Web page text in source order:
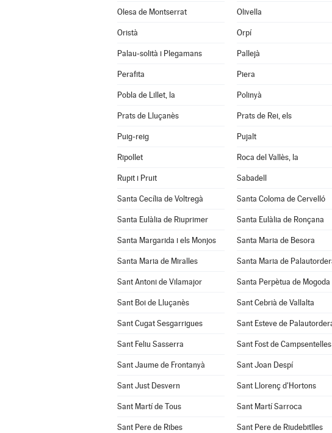
Olesa de Montserrat Olivella
Oristà Orpí
Palau-solità i Plegamans Pallejà
Perafita Piera
Pobla de Lillet, la Polinyà
Prats de Lluçanès Prats de Rei, els
Puig-reig Pujalt
Ripollet Roca del Vallès, la
Rupit i Pruit Sabadell
Santa Cecília de Voltregà Santa Coloma de Cervelló
Santa Eulàlia de Riuprimer Santa Eulàlia de Ronçana
Santa Margarida i els Monjos Santa Maria de Besora
Santa Maria de Miralles Santa Maria de
Sant Antoni de Vilamajor Santa Perpètua de Mogoda
Sant Boi de Lluçanès Sant Cebrià de Vallalta
Sant Cugat Sesgarrigues Sant Esteve de
Sant Feliu Sasserra Sant Fost de Campsentelles
Sant Jaume de Frontanyà Sant Joan Despí
Sant Just Desvern Sant Llorenç d'Hortons
Sant Martí de Tous Sant Martí Sarroca
Sant Pere de Ribes Sant Pere de Riudebitlles